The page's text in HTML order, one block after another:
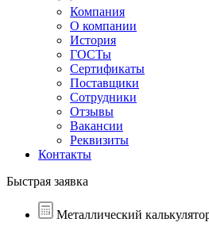
Компания
О компании
История
ГОСТы
Сертификаты
Поставщики
Сотрудники
Отзывы
Вакансии
Реквизиты
Контакты
Быстрая заявка
Металлический